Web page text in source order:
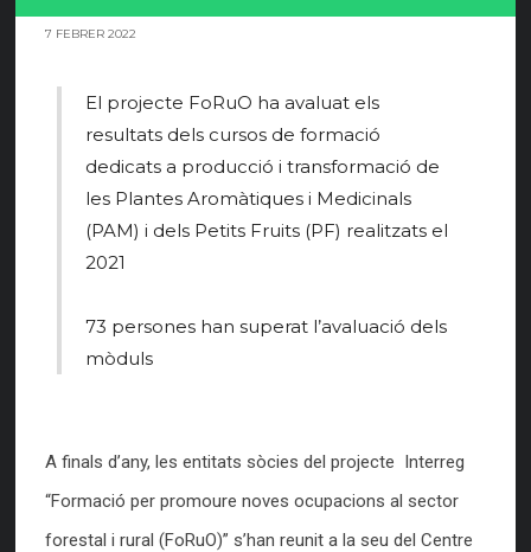
7 FEBRER 2022
El projecte FoRuO ha avaluat els
resultats dels cursos de formació
dedicats a producció i transformació de
les Plantes Aromàtiques i Medicinals
(PAM) i dels Petits Fruits (PF) realitzats el
2021
73 persones han superat l’avaluació dels
mòduls
A finals d’any, les entitats sòcies del projecte Interreg
“Formació per promoure noves ocupacions al sector
forestal i rural (FoRuO)” s’han reunit a la seu del Centre